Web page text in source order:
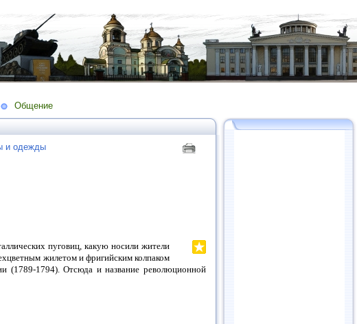
Общение
и одежды
пуговиц, какую носили жители
жилетом и фригийским колпаком
(1789-1794). Отсюда и название революционной